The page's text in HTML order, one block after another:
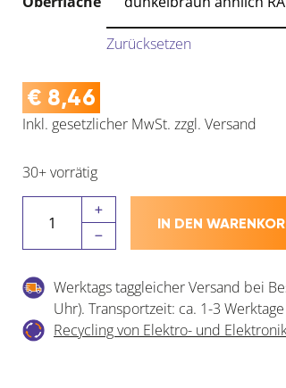
Zurücksetzen
€ 8,46
Inkl. gesetzlicher MwSt. zzgl. Versand
30+ vorrätig
Abdeckkappe
zu
816AS
Menge
IN DEN
Werktags taggleicher Versand bei
Uhr). Transportzeit: ca. 1-3 Werktage
Recycling von Elektro- und